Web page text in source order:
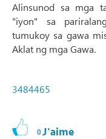
Alinsunod sa mga
"iyon" sa
tumukoy sa gawa
Aklat ng mga Gawa.
3484465
0J'aime